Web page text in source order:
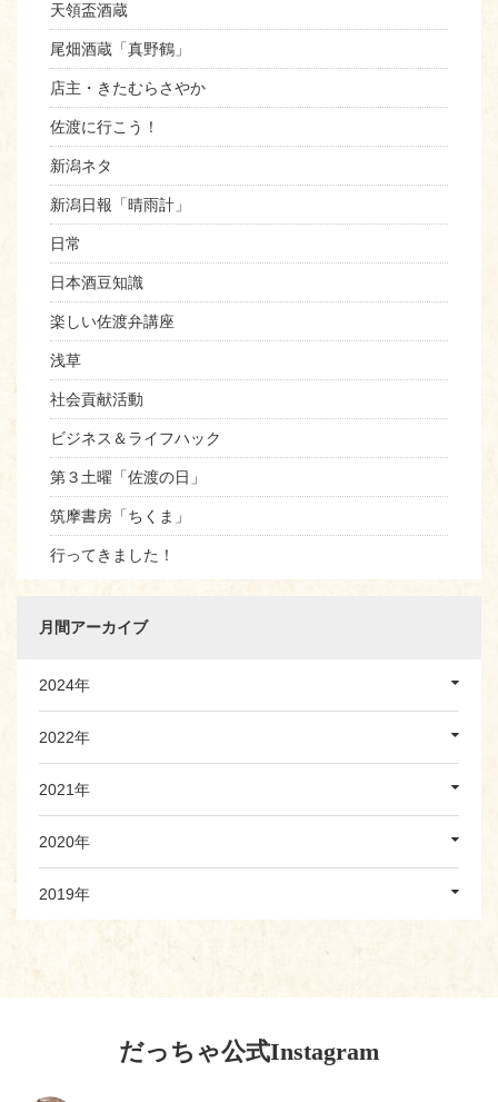
天領盃酒蔵
尾畑酒蔵「真野鶴」
店主・きたむらさやか
佐渡に行こう！
新潟ネタ
新潟日報「晴雨計」
日常
日本酒豆知識
楽しい佐渡弁講座
浅草
社会貢献活動
ビジネス＆ライフハック
第３土曜「佐渡の日」
筑摩書房「ちくま」
行ってきました！
月間アーカイブ
2024年
2022年
2021年
2020年
2019年
だっちゃ公式Instagram